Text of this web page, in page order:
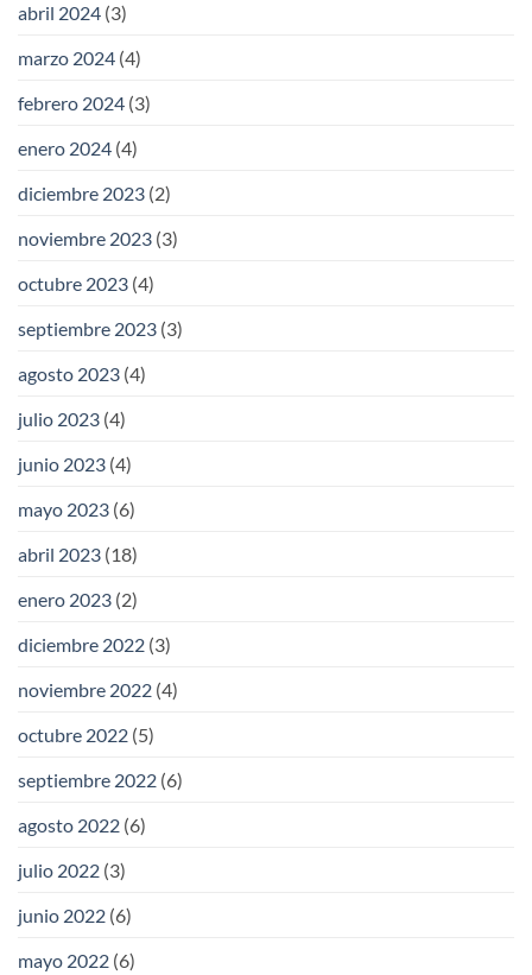
abril 2024 (3)
marzo 2024 (4)
febrero 2024 (3)
enero 2024 (4)
diciembre 2023 (2)
noviembre 2023 (3)
octubre 2023 (4)
septiembre 2023 (3)
agosto 2023 (4)
julio 2023 (4)
junio 2023 (4)
mayo 2023 (6)
abril 2023 (18)
enero 2023 (2)
diciembre 2022 (3)
noviembre 2022 (4)
octubre 2022 (5)
septiembre 2022 (6)
agosto 2022 (6)
julio 2022 (3)
junio 2022 (6)
mayo 2022 (6)